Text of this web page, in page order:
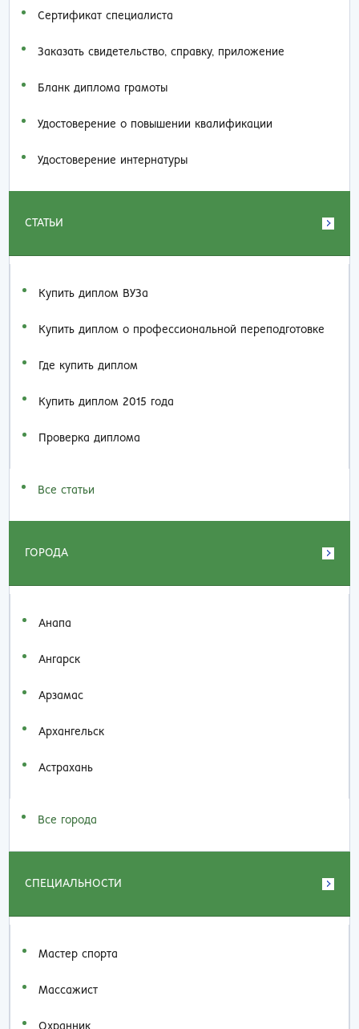
Сертификат специалиста
Заказать cвидетельство, справку, приложение
Бланк диплома грамоты
Удостоверение о повышении квалификации
Удостоверение интернатуры
СТАТЬИ
Купить диплом ВУЗа
Купить диплом о профессиональной переподготовке
Где купить диплом
Купить диплом 2015 года
Проверка диплома
Все статьи
ГОРОДА
Анапа
Ангарск
Арзамас
Архангельск
Астрахань
Все города
СПЕЦИАЛЬНОСТИ
Мастер спорта
Массажист
Охранник